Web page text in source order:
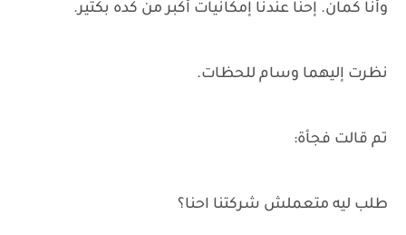
وأنا كمان. إحنا عندنا إمكانيات أكبر من كده بكتير.
نظرت إليهما وسام للحظات.
تم قالت فجأة:
طلب ليه متعملش شركتنا احنا؟